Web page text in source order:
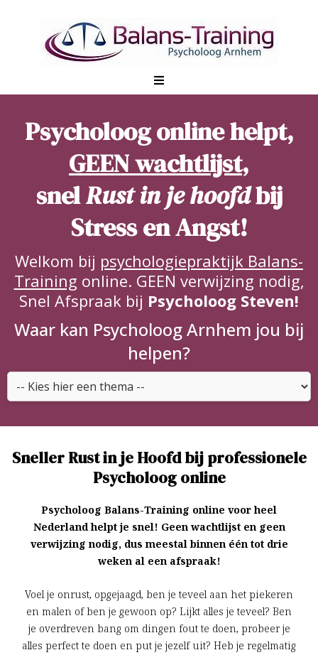
Psycholoog online helpt,
GEEN wachtlijst,
snelRust in je hoofdbij
Stress en Angst!
Welkom bij psychologiepraktijk Balans-
Training online. GEEN verwijzing nodig,
Snel Afspraak bij Psycholoog Steven!
Waar kan Psycholoog Arnhem jou bij
helpen?
Sneller Rust in je Hoofd bij professionele
Psycholoog online
Psycholoog Balans-Training online voor heel
Nederland helpt je snel! Geen wachtlijst en geen
verwijzing nodig, dus meestal binnen één tot drie
weken al een afspraak!
Voel je onrust, opgejaagd, ben je teveel aan het piekeren
en malen of ben je gewoon op? Lijkt alles je teveel? Ben
je overdreven bang om dingen fout te doen, probeer je
alles perfect te doen en put je jezelf uit? Heb je regelmatig